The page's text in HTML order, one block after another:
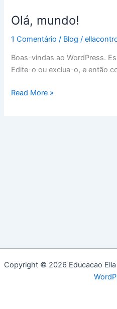
Olá, mundo!
1 Comentário / Blog /
Boas-vindas ao WordPress.
Edite-o ou exclua-o, e então
Olá,
Read More »
Copyright © 2026 Educacao